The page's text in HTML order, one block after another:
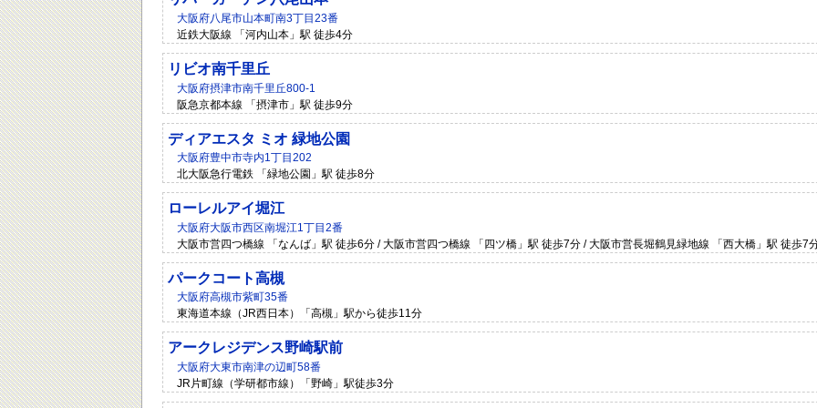
大阪府八尾市山本町南3丁目23番
近鉄大阪線 「河内山本」駅 徒歩4分
リビオ南千里丘
大阪府摂津市南千里丘800-1
阪急京都本線 「摂津市」駅 徒歩9分
ディアエスタ ミオ 緑地公園
大阪府豊中市寺内1丁目202
北大阪急行電鉄 「緑地公園」駅 徒歩8分
ローレルアイ堀江
大阪府大阪市西区南堀江1丁目2番
大阪市営四つ橋線 「なんば」駅 徒歩6分 / 大阪市営四つ橋線 「四ツ橋」駅 徒歩7分 / 大阪市営長堀鶴見緑地線 「西大橋」駅 徒歩7
パークコート高槻
大阪府高槻市紫町35番
東海道本線（JR西日本）「高槻」駅から徒歩11分
アークレジデンス野崎駅前
大阪府大東市南津の辺町58番
JR片町線（学研都市線）「野崎」駅徒歩3分